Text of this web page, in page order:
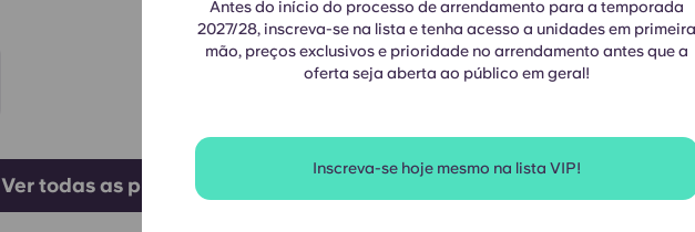
Antes do início do processo de arrendamento para a temporada
2027/28, inscreva-se na lista e tenha acesso a unidades em primeira
mão, preços exclusivos e prioridade no arrendamento antes que a
oferta seja aberta ao público em geral!
Inscreva-se hoje mesmo na lista VIP!
Ver todas as plantas baixas